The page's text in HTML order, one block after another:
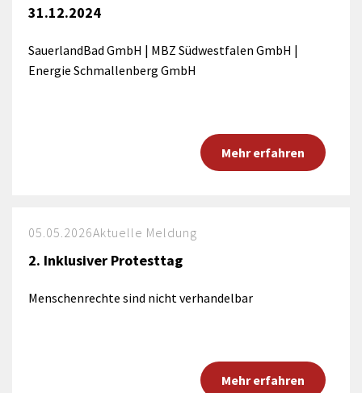
31.12.2024
SauerlandBad GmbH | MBZ Südwestfalen GmbH |
Energie Schmallenberg GmbH
Mehr erfahren
05.05.2026Aktuelle Meldung
2. Inklusiver Protesttag
Menschenrechte sind nicht verhandelbar
Mehr erfahren